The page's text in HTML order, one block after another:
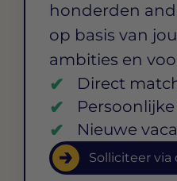
honderden
op basis van
ambities en
Direct
Nieuwe
Solliciteer via